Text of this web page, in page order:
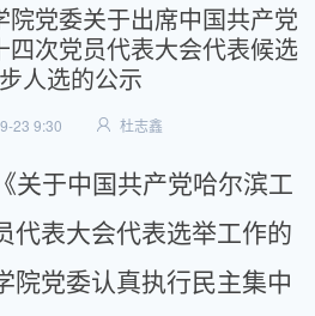
院党委关于出席中国共产党
次党员代表大会代表候选
人选的公示
23 9:30 杜志鑫
关于中国共产党哈尔滨工
代表大会代表选举工作的
院党委认真执行民主集中